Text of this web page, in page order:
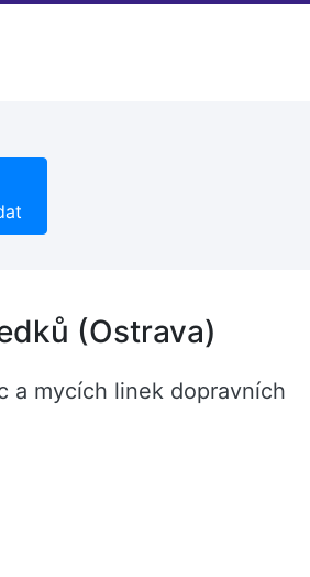
(Ostrava)
a mycích linek dopravních